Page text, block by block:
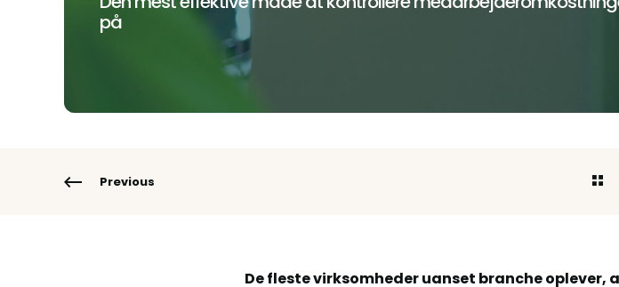
på
Previous
De fleste virksomheder uanset branche